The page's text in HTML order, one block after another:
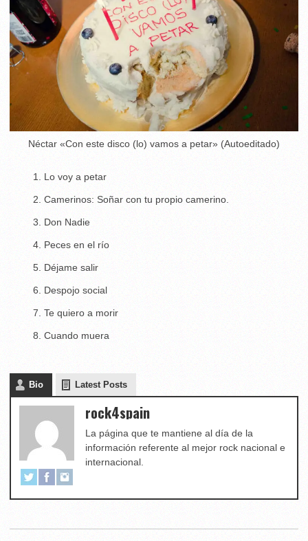
Néctar «Con este disco (lo) vamos a petar» (Autoeditado)
Lo voy a petar
Camerinos: Soñar con tu propio camerino.
Don Nadie
Peces en el río
Déjame salir
Despojo social
Te quiero a morir
Cuando muera
Bio Latest Posts
rock4spain
La página que te mantiene al día de la
información referente al mejor rock nacional e
internacional.